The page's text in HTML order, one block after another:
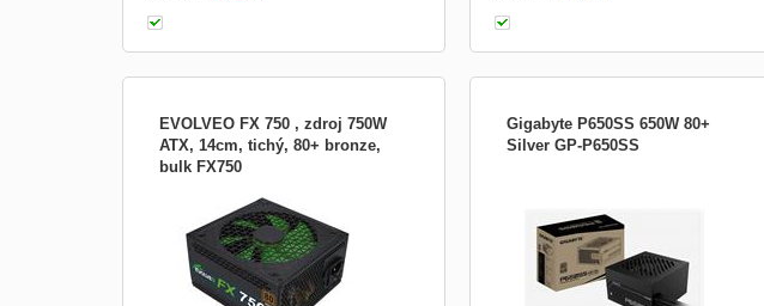
EVOLVEO FX 750 , zdroj 750W
ATX, 14cm, tichý, 80+ bronze,
bulk FX750
standard ATX 2.2. Specifikace: • Ventilátor
14cm, zelený • Aktivní PFC • Certifikace
80+ bronze • Účinnost minimálně
82%/85%/82% při zátížení
20%/50%/100% • Ochrana proti zkratu,
přetížení, přepětí, podpěté a tepe...
Gigabyte P650SS 650W 80+
Silver GP-P650SS